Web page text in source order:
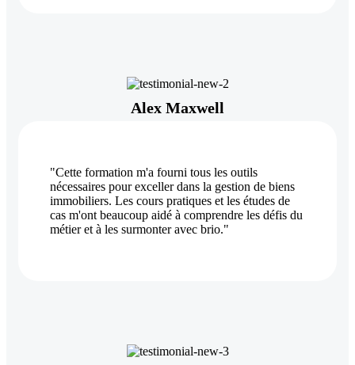
Alex Maxwell
"Cette formation m'a fourni tous les outils
nécessaires pour exceller dans la gestion de biens
immobiliers. Les cours pratiques et les études de
cas m'ont beaucoup aidé à comprendre les défis du
métier et à les surmonter avec brio."